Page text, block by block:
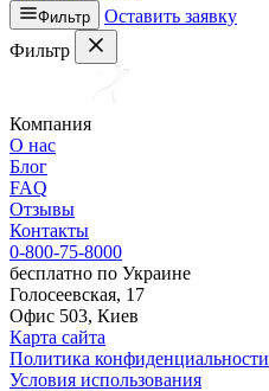
Фильтр
Оставить заявку
Фильтр
Компания
О нас
Блог
FAQ
Отзывы
Контакты
0-800-75-8000
бесплатно по Украине
Голосеевская, 17
Офис 503, Киев
Карта сайта
Политика конфиденциальности
Условия использования